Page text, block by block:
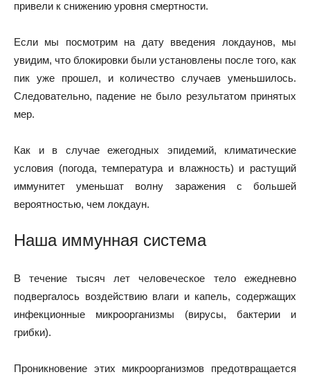
привели к снижению уровня смертности.
Если мы посмотрим на дату введения локдаунов, мы
увидим, что блокировки были установлены после того, как
пик уже прошел, и количество случаев уменьшилось.
Следовательно, падение не было результатом принятых
мер.
Как и в случае ежегодных эпидемий, климатические
условия (погода, температура и влажность) и растущий
иммунитет уменьшат волну заражения с большей
вероятностью, чем локдаун.
Наша иммунная система
В течение тысяч лет человеческое тело ежедневно
подвергалось воздействию влаги и капель, содержащих
инфекционные микроорганизмы (вирусы, бактерии и
грибки).
Проникновение этих микроорганизмов предотвращается